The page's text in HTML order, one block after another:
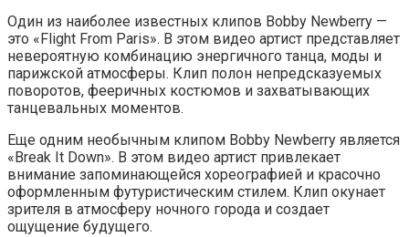
Один из наиболее известных клипов Bobby Newberry —
это «Flight From Paris». В этом видео артист представляет
невероятную комбинацию энергичного танца, моды и
парижской атмосферы. Клип полон непредсказуемых
поворотов, фееричных костюмов и захватывающих
танцевальных моментов.
Еще одним необычным клипом Bobby Newberry является
«Break It Down». В этом видео артист привлекает
внимание запоминающейся хореографией и красочно
оформленным футуристическим стилем. Клип окунает
зрителя в атмосферу ночного города и создает
ощущение будущего.